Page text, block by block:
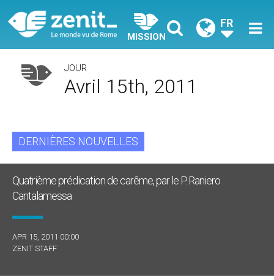
MISSION
FR
JOUR
Avril 15th, 2011
DERNIÈRES NOUVELLES
Quatrième prédication de carême, par le P. Raniero
Cantalamessa
APR 15, 2011 00:00
ZENIT STAFF